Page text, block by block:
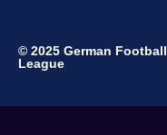
© 2025 German Football
League